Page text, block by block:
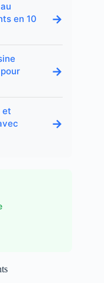
en 10
→
→
et
→